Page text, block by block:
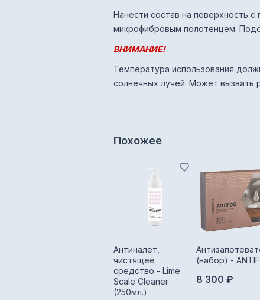
Нанести состав на поверхность
микрофибровым полотенцем.
ВНИМАНИЕ!
Температура использования
солнечных лучей. Может вызвать
Похожее
Антиналет,
чистящее
средство - Lime
Scale Cleaner
(250мл.)
(набор) -
8 300 ₽